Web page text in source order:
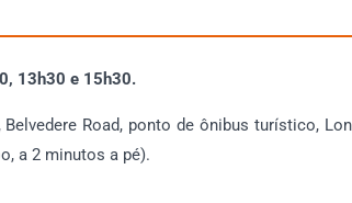
13h30 e 15h30.
Road, ponto de ônibus turístico,
a 2 minutos a pé).